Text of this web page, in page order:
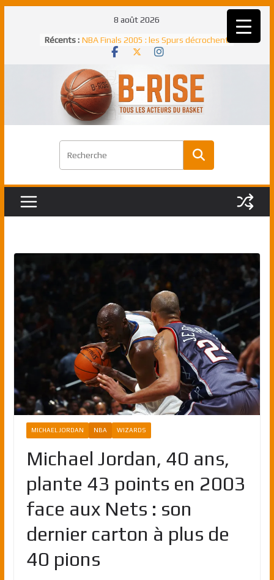
8 août 2026
Récents : meilleur défenseur d’une saison NBA
NBA Finals 2005 : les Spurs décrochent
face aux Pistons
NBA Finals 2021 : les Bucks et Giannis
Antetokounmpo triomphent, le Greek
Freek élu MVP
Shai Gilgeous-Alexander : son premier
match à plus de 40 points en NBA, le
canadien transcendant face aux Spurs
Pau Gasol dans l’histoire en 2002 :
l’année
MICHAEL JORDAN NBA WIZARDS
Michael Jordan, 40 ans,
plante 43 points en 2003
face aux Nets : son
dernier carton à plus de
40 pions